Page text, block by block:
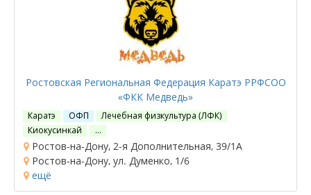
Ростовская Региональная Федерация Каратэ РРФСОО
«ФКК Медведь»
Каратэ ОФП
Лечебная физкультура (ЛФК)
Киокусинкай
…
Ростов-на-Дону, 2-я Дополнительная, 39/1А
Ростов-на-Дону, ул. Думенко, 1/6
ещё